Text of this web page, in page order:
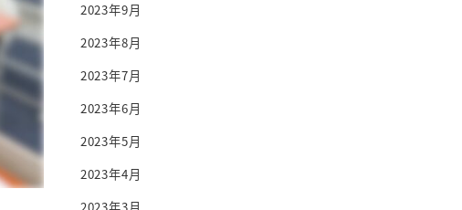
2023年9月
2023年8月
2023年7月
2023年6月
2023年5月
2023年4月